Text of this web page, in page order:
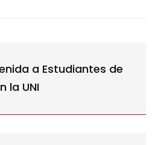
a Estudiantes de
la UNI